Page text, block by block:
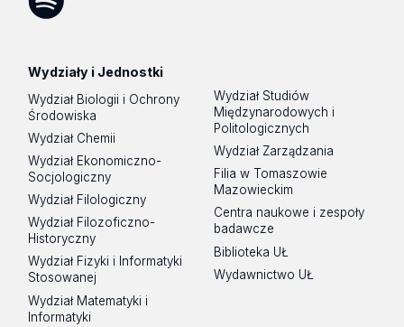
Wydziały i Jednostki
Wydział Biologii i Ochrony
Środowiska
Wydział Chemii
Wydział Ekonomiczno-
Socjologiczny
Wydział Filologiczny
Wydział Filozoficzno-
Historyczny
Wydział Fizyki i Informatyki
Stosowanej
Wydział Matematyki i
Informatyki
Wydział Studiów
Międzynarodowych i
Politologicznych
Wydział Zarządzania
Filia w Tomaszowie
Mazowieckim
Centra naukowe i zespoły
badawcze
Biblioteka UŁ
Wydawnictwo UŁ